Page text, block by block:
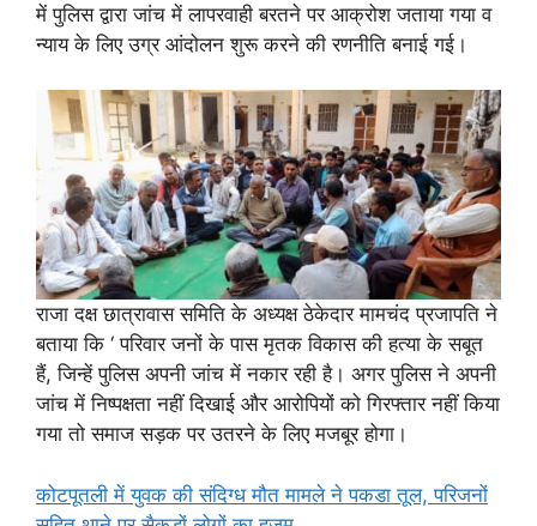
में पुलिस द्वारा जांच में लापरवाही बरतने पर आक्रोश जताया गया व
न्याय के लिए उग्र आंदोलन शुरू करने की रणनीति बनाई गई।
राजा दक्ष छात्रावास समिति के अध्यक्ष ठेकेदार मामचंद प्रजापति ने
बताया कि ‘ परिवार जनों के पास मृतक विकास की हत्या के सबूत
हैं, जिन्हें पुलिस अपनी जांच में नकार रही है। अगर पुलिस ने अपनी
जांच में निष्पक्षता नहीं दिखाई और आरोपियों को गिरफ्तार नहीं किया
गया तो समाज सड़क पर उतरने के लिए मजबूर होगा।
कोटपूतली में युवक की संदिग्ध मौत मामले ने पकडा तूल, परिजनों